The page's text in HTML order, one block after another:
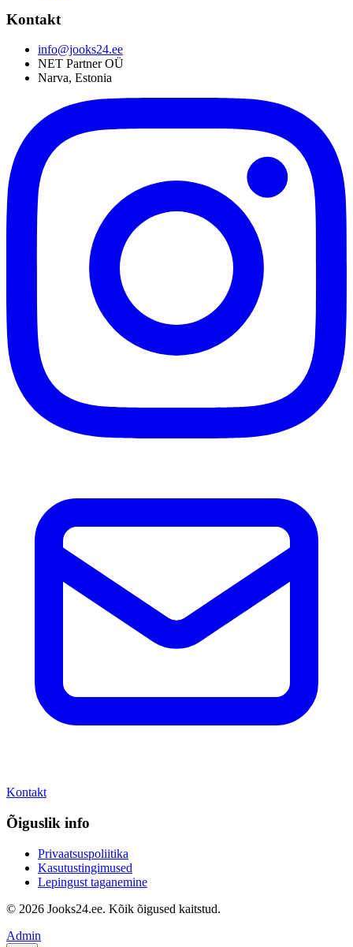
Kontakt
info@jooks24.ee
NET Partner OÜ
Narva, Estonia
Kontakt
Õiguslik info
Privaatsuspoliitika
Kasutustingimused
Lepingust taganemine
© 2026 Jooks24.ee. Kõik õigused kaitstud.
Admin